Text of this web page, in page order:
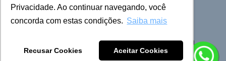
Privacidade. Ao continuar navegando, você
concorda com estas condições. Saiba mais
Recusar Cookies Aceitar Cookies
Play Store e App Store
Todos os direitos reservados © 2025 Cruzeiro do Sul